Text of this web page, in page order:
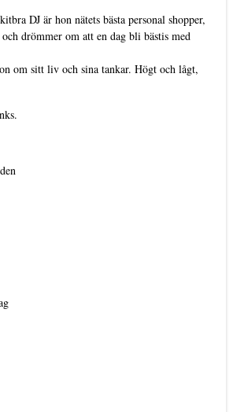
DJ är hon nätets bästa personal shopper,
drömmer om att en dag bli bästis med
om sitt liv och sina tankar. Högt och lågt,